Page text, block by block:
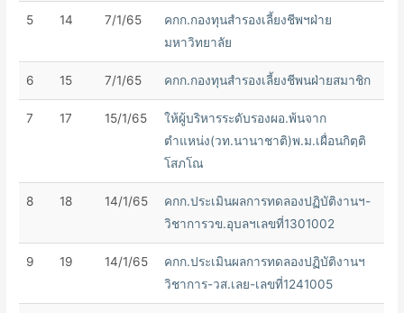
5 14 7/1/65
คกก.กองทุนสำรองเลี้ยงชีพฯฝ่าย
มหาวิทยาลัย
6 15 7/1/65 คกก.กองทุนสำรองเลี้ยงชีพนฝ่ายสมาชิก
7 17 15/1/65
ให้ผู้บริหารระดับรองผอ.พ้นจาก
ตำแหน่ง(วท.นานาชาติ)พ.ม.เผื่อนกิตฺติ
โสภโณ
8 18 14/1/65
คกก.ประเมินผลการทดลองปฏิบัติงานฯ-
วิชาการวข.อุบลฯเลขที่1301002
9 19 14/1/65
คกก.ประเมินผลการทดลองปฏิบัติงานฯ
วิชาการ-วส.เลย-เลขที่1241005